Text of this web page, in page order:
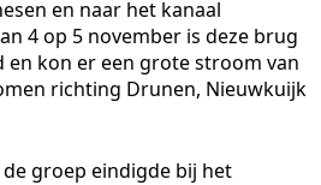
en naar het kanaal
4 op 5 november is deze brug
en kon er een grote stroom van
richting Drunen, Nieuwkuijk
groep eindigde bij het